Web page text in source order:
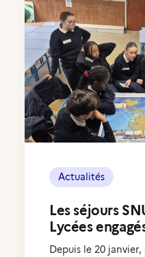
Actualités
Les séjours
Lycées
Depuis le 20 janvier,